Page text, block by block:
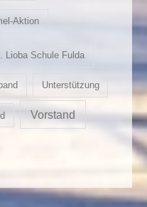
Aktion
Lioba Schule Fulda
Unterstützung
Vorstand